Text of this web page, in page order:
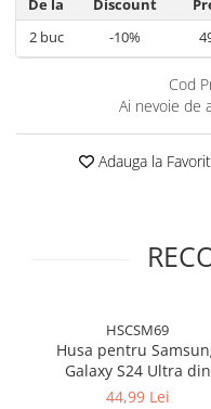
De la
Discount
2buc -10%
Cod
Ai nevoie de
Adauga la
HSCSM69
Husa pentru
Galaxy S24 Ultra din
sIlicon catifelat cu
44,99 Lei